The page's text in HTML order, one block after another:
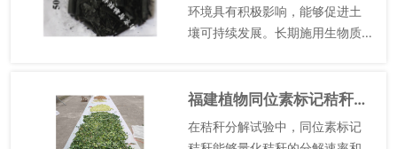
环境具有积极影响，能够促进土
壤可持续发展。长期施用生物质
力；同时，能够调节土壤微生物
群落结构，促进有益微生物生
长，抑制...
福建植物同位素标记秸秆功能是什么
在秸秆分解试验中，同位素标记